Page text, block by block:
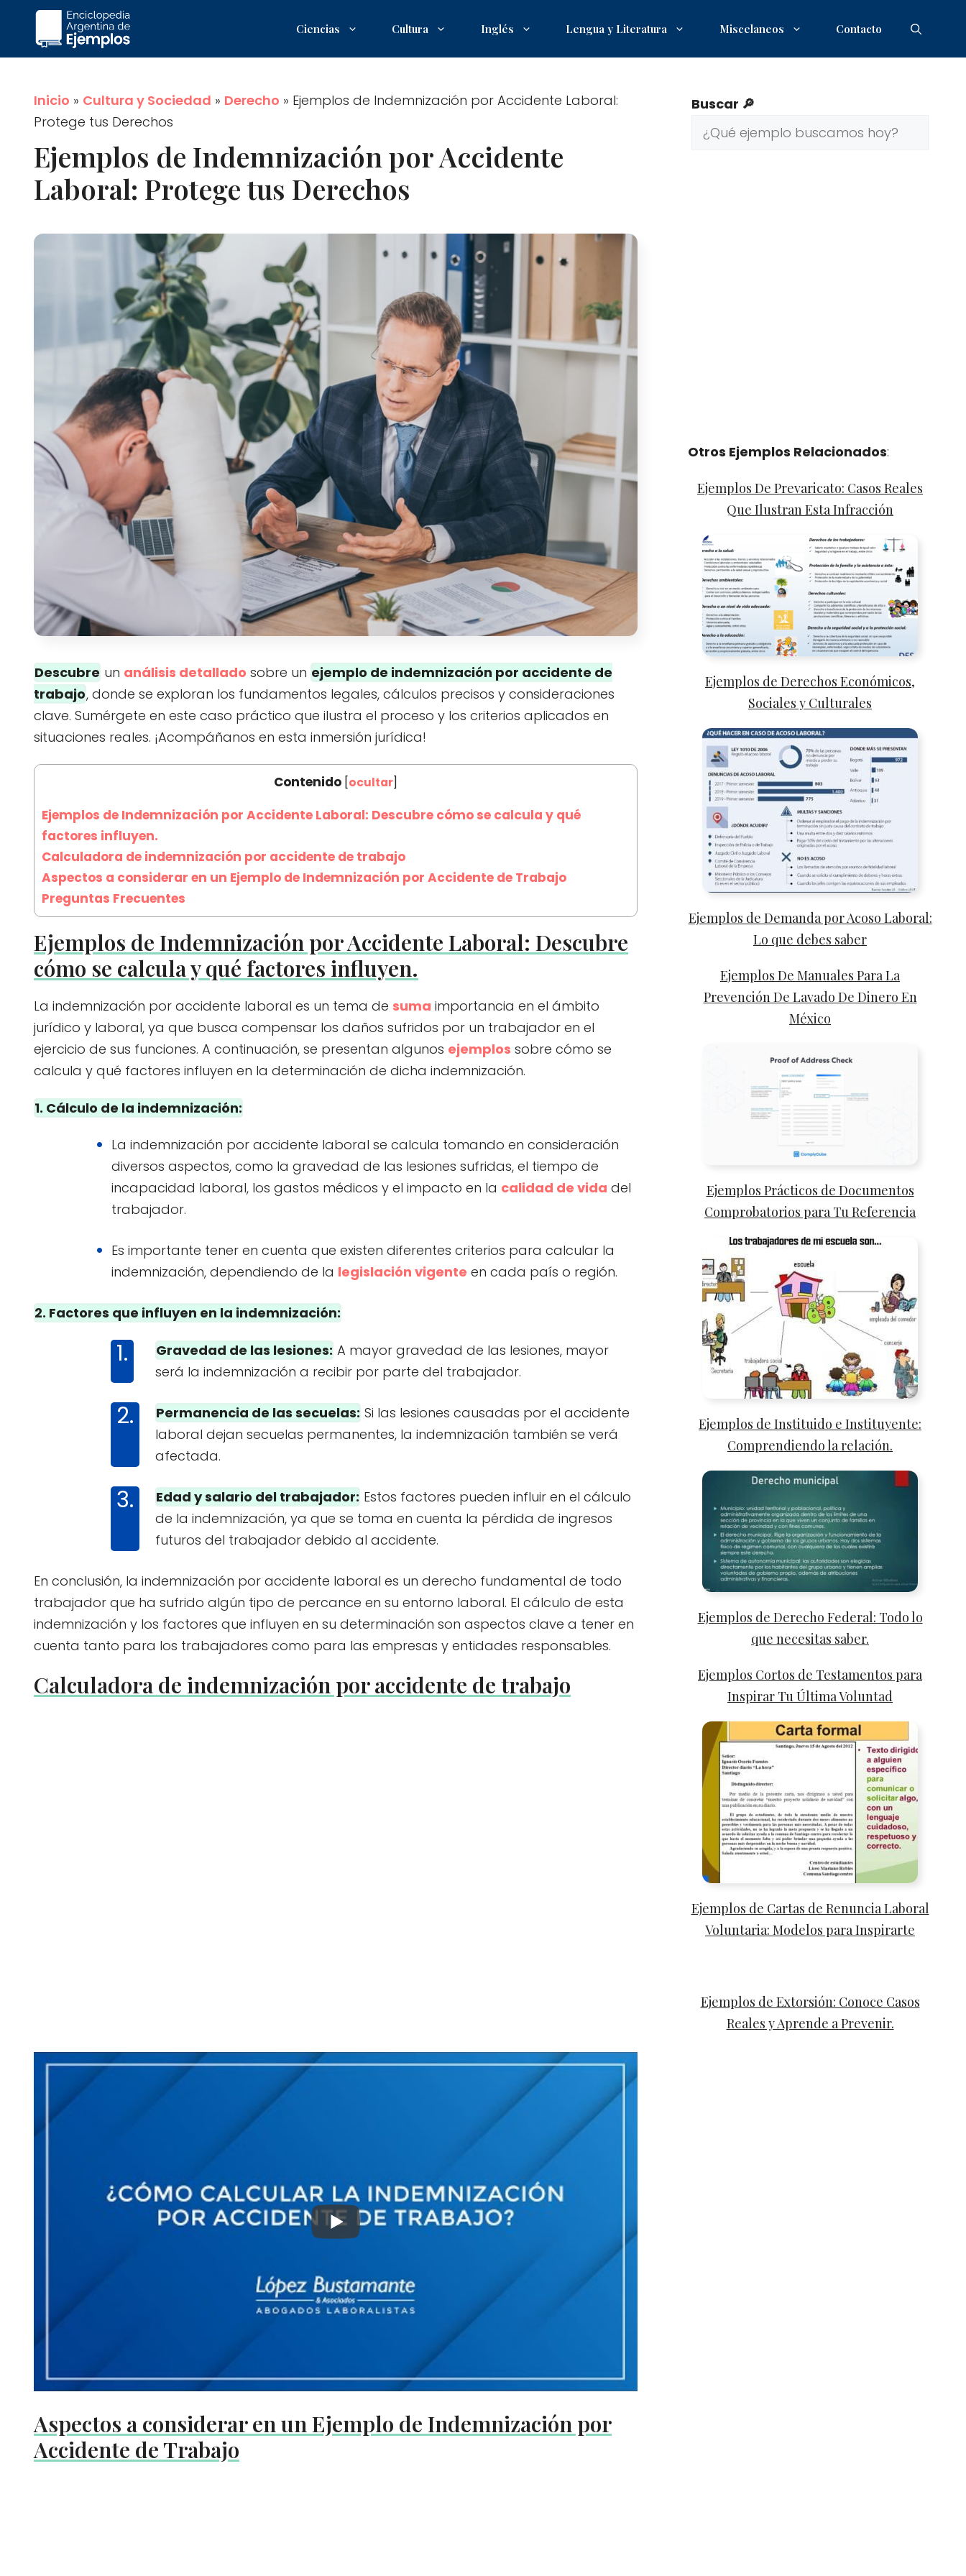
Saltar
contenido
Ciencias Cultura Inglés Lengua y Literatura Miscelaneos Contacto
Inicio » Cultura y Sociedad » Derecho » Ejemplos de Indemnización por Accidente Laboral:
Protege tus Derechos
Ejemplos de Indemnización por Accidente
Laboral: Protege tus Derechos
Descubre un análisis detallado sobre un ejemplo de indemnización por accidente de
trabajo, donde se exploran los fundamentos legales, cálculos precisos y consideraciones
clave. Sumérgete en este caso práctico que ilustra el proceso y los criterios aplicados en
situaciones reales. ¡Acompáñanos en esta inmersión jurídica!
Contenido ocultar
Ejemplos de Indemnización por Accidente Laboral: Descubre cómo se calcula y qué
factores influyen.
Calculadora de indemnización por accidente de trabajo
Aspectos a considerar en un Ejemplo de Indemnización por Accidente de Trabajo
Preguntas Frecuentes
Ejemplos de Indemnización por Accidente Laboral: Descubre
cómo se calcula y qué factores influyen.
La indemnización por accidente laboral es un tema de suma importancia en el ámbito
jurídico y laboral, ya que busca compensar los daños sufridos por un trabajador en el
ejercicio de sus funciones. A continuación, se presentan algunos ejemplos sobre cómo se
calcula y qué factores influyen en la determinación de dicha indemnización.
1. Cálculo de la indemnización:
La indemnización por accidente laboral se calcula tomando en consideración
diversos aspectos, como la gravedad de las lesiones sufridas, el tiempo de
incapacidad laboral, los gastos médicos y el impacto en la calidad de vida del
trabajador.
Es importante tener en cuenta que existen diferentes criterios para calcular la
indemnización, dependiendo de la legislación vigente en cada país o región.
2. Factores que influyen en la indemnización:
Gravedad de las lesiones: A mayor gravedad de las lesiones, mayor
será la indemnización a recibir por parte del trabajador.
Permanencia de las secuelas: Si las lesiones causadas por el accidente
laboral dejan secuelas permanentes, la indemnización también se verá
afectada.
Edad y salario del trabajador: Estos factores pueden influir en el cálculo
de la indemnización, ya que se toma en cuenta la pérdida de ingresos
futuros del trabajador debido al accidente.
En conclusión, la indemnización por accidente laboral es un derecho fundamental de todo
trabajador que ha sufrido algún tipo de percance en su entorno laboral. El cálculo de esta
indemnización y los factores que influyen en su determinación son aspectos clave a tener en
cuenta tanto para los trabajadores como para las empresas y entidades responsables.
Calculadora de indemnización por accidente de trabajo
Aspectos a considerar en un Ejemplo de Indemnización por
Accidente de Trabajo
Buscar 🔎
Otros Ejemplos Relacionados:
Ejemplos De Prevaricato: Casos Reales
Que Ilustran Esta Infracción
Ejemplos de Derechos Económicos,
Sociales y Culturales
Ejemplos de Demanda por Acoso Laboral:
Lo que debes saber
Ejemplos De Manuales Para La
Prevención De Lavado De Dinero En
México
Ejemplos Prácticos de Documentos
Comprobatorios para Tu Referencia
Ejemplos de Instituido e Instituyente:
Comprendiendo la relación.
Ejemplos de Derecho Federal: Todo lo
que necesitas saber.
Ejemplos Cortos de Testamentos para
Inspirar Tu Última Voluntad
Ejemplos de Cartas de Renuncia Laboral
Voluntaria: Modelos para Inspirarte
Ejemplos de Extorsión: Conoce Casos
Reales y Aprende a Prevenir.